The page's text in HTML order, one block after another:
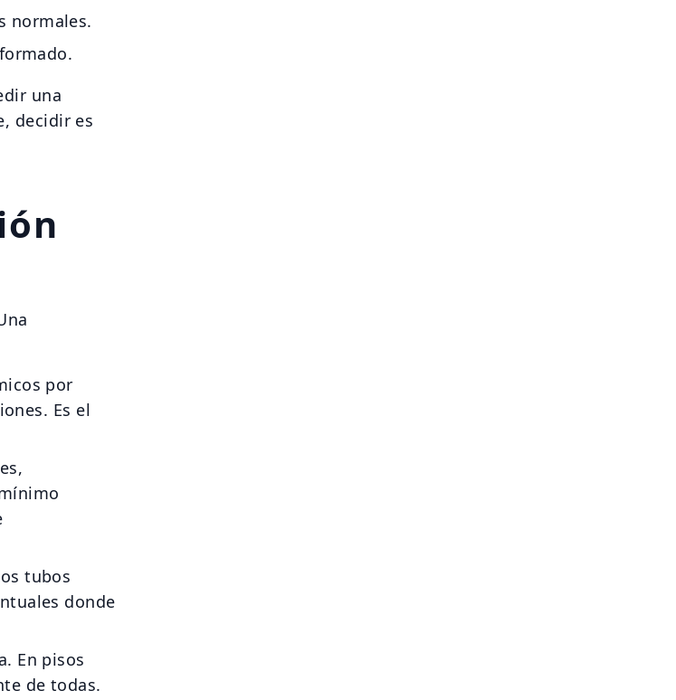
normales.
una
decidir es
por
Es el
tubos
donde
En pisos
de todas.